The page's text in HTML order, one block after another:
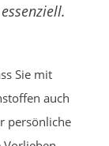
Sie mit
auch
persönliche